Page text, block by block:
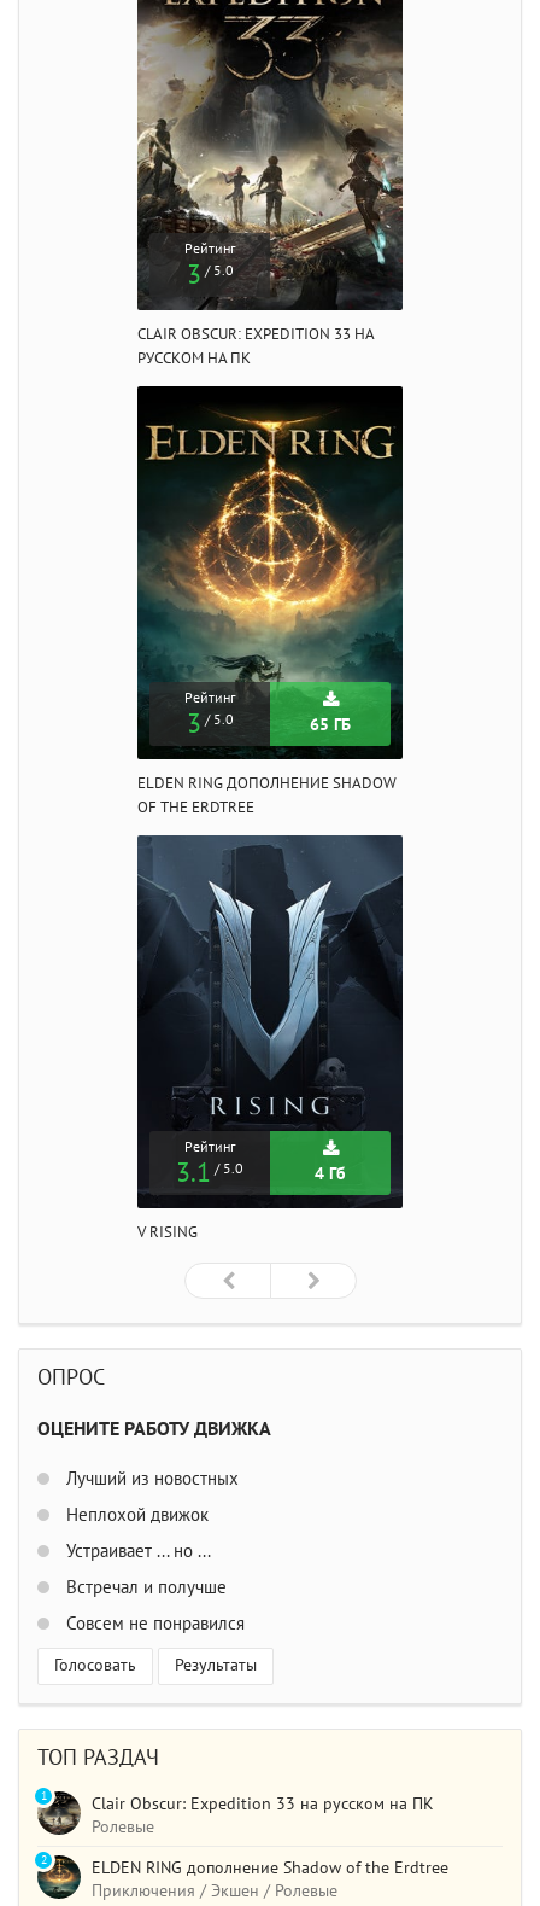
Рейтинг
3 / 5.0
CLAIR OBSCUR: EXPEDITION 33 НА
РУССКОМ НА ПК
Рейтинг
3 / 5.0 65 ГБ
ELDEN RING ДОПОЛНЕНИЕ SHADOW
OF THE ERDTREE
Рейтинг
3.1 / 5.0 4 Гб
V RISING
ОПРОС
ОЦЕНИТЕ РАБОТУ ДВИЖКА
Лучший из новостных
Неплохой движок
Устраивает ... но ...
Встречал и получше
Совсем не понравился
Голосовать Результаты
ТОП РАЗДАЧ
Clair Obscur: Expedition 33 на русском на ПК
Ролевые
1
ELDEN RING дополнение Shadow of the Erdtree
Приключения / Экшен / Ролевые
2